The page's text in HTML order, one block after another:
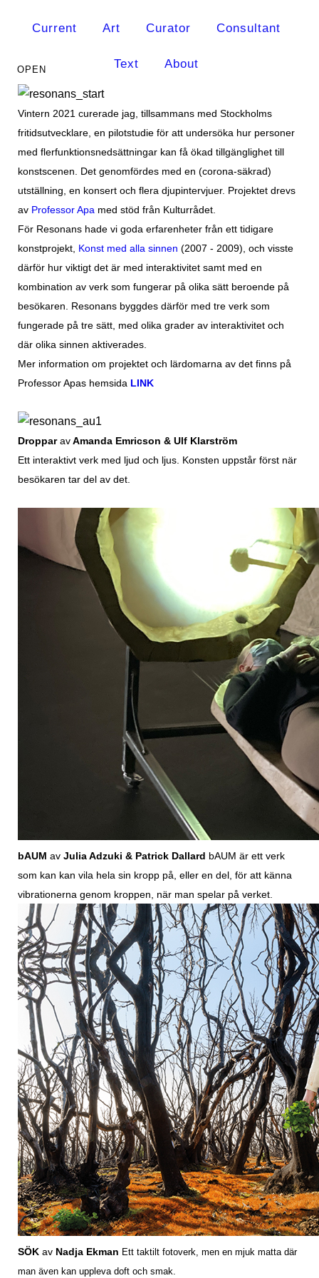
Current Art Curator Consultant
Text About
Vintern 2021 curerade jag, tillsammans med Stockholms
fritidsutvecklare, en pilotstudie för att undersöka hur personer
med flerfunktionsnedsättningar kan få ökad tillgänglighet till
konstscenen. Det genomfördes med en (corona-säkrad)
utställning, en konsert och flera djupintervjuer. Projektet drevs
av Professor Apa med stöd från Kulturrådet.
För Resonans hade vi goda erfarenheter från ett tidigare
konstprojekt, Konst med alla sinnen (2007 - 2009), och visste
därför hur viktigt det är med interaktivitet samt med en
kombination av verk som fungerar på olika sätt beroende på
besökaren. Resonans byggdes därför med tre verk som
fungerade på tre sätt, med olika grader av interaktivitet och
där olika sinnen aktiverades.
Mer information om projektet och lärdomarna av det finns på
Professor Apas hemsida LINK
DropparavAmanda Emricson & Ulf Klarström
Ett interaktivt verk med ljud och ljus. Konsten uppstår först när
besökaren tar del av det.
bAUM av Julia Adzuki & Patrick Dallard bAUM är ett verk
som kan kan vila hela sin kropp på, eller en del, för att känna
vibrationerna genom kroppen, när man spelar på verket.
SÖK av Nadja Ekman Ett taktilt fotoverk, men en mjuk matta där
man även kan uppleva doft och smak.